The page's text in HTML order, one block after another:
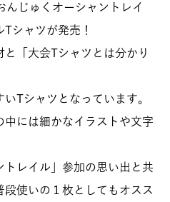
んじゅくオーシャントレイ
シャツが発売！
「大会Tシャツとは分かり
Tシャツとなっています。
中には細かなイラストや文字
トレイル」参加の思い出と共
段使いの１枚としてもオスス